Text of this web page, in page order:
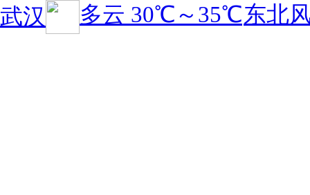
武汉 多云 30℃～ 35℃东北